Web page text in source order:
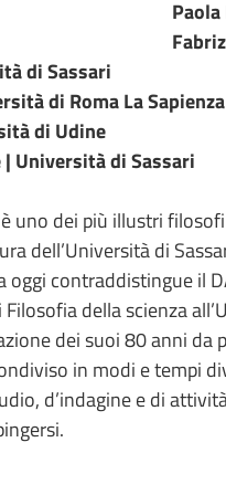
di Sassari
di Roma La Sapienza
di Udine
Università di Sassari
è uno dei più illustri
dell’Università di
oggi contraddistingue il
della scienza
dei suoi 80 anni
in modi e tempi
d’indagine e di